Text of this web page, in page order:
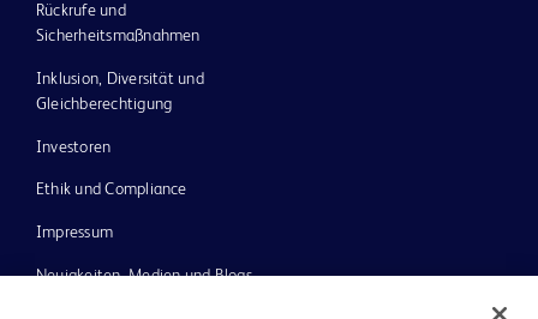
Rückrufe und
Sicherheitsmaßnahmen
Inklusion, Diversität und
Gleichberechtigung
Investoren
Ethik und Compliance
Impressum
Neuigkeiten, Medien und Blogs